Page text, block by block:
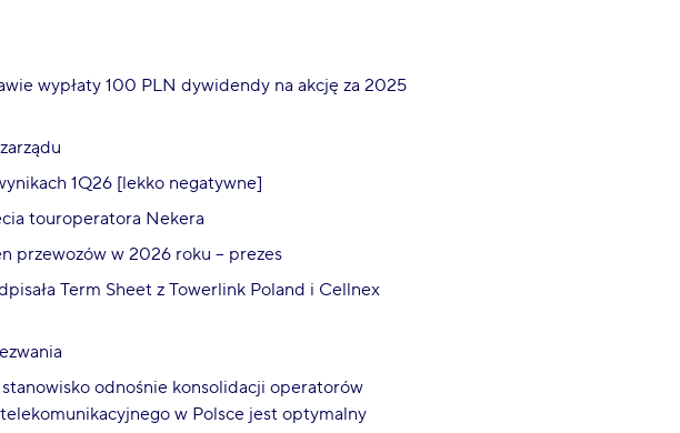
wypłaty 100 PLN dywidendy na akcję za 2025
1Q26 [lekko negatywne]
touroperatora Nekera
przewozów w 2026 roku – prezes
Term Sheet z Towerlink Poland i Cellnex
odnośnie konsolidacji operatorów
w Polsce jest optymalny